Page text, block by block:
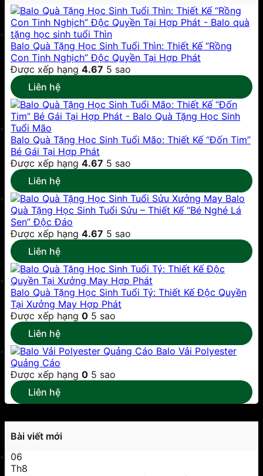
Balo Quà Tặng Học Sinh Tuổi Thìn: Thiết Kế “Rồng
Con Tinh Nghịch” Độc Quyền Tại Hợp Phát
Được xếp hạng 4.67 5 sao
Liên hệ
Balo Quà Tặng Học Sinh Tuổi Mão: Thiết Kế “Đốn Tim”
Bé Gái Tại Hợp Phát
Được xếp hạng 4.67 5 sao
Liên hệ
Xưởng May Balo
Quà Tặng Học Sinh Tuổi Sửu – Thiết Kế “Bé Nghé Lá
Sen” Độc Đáo
Được xếp hạng 4.67 5 sao
Liên hệ
Balo Quà Tặng Học Sinh Tuổi Tý: Thiết Kế Độc Quyền
Tại Xưởng May Hợp Phát
Được xếp hạng 0 5 sao
Liên hệ
Balo Vải Polyester
Quảng Cáo
Được xếp hạng 0 5 sao
Liên hệ
Bài viết mới
06
Th8